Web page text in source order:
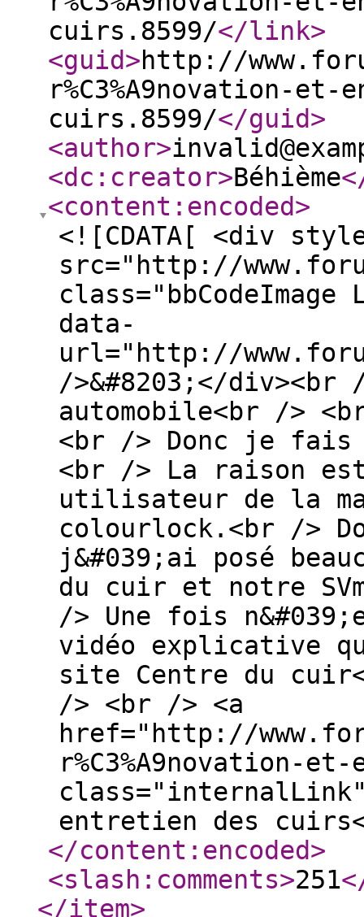
cuirs.8599/</link>
<guid>http://
r%C3%A9novation-
cuirs.8599/</guid>
<author>
<dc:creator>Béhième
<content:encoded>
<![CDATA[ <div
src="http://
data-
url="http://
/>&#8203;</
automobile<br />
<br /> Donc je
<br /> La raison
utilisateur de la
colourlock.<br />
j&#039;ai posé
du cuir et notre
/> Une fois
vidéo explicative
site Centre du
/> <br /> <a
href="http://
r%C3%A9novation-
entretien des
</content:encoded>
<slash:comments>251
</item>